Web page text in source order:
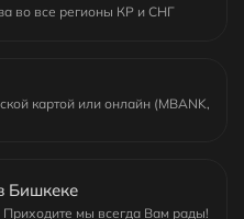
во все регионы КР и СНГ
картой или онлайн (MBANK,
Бишкеке
Приходите мы всегда Вам рады!